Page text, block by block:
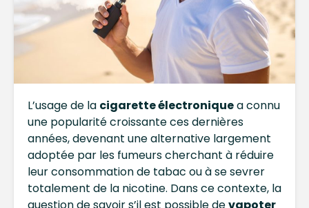
L’usage de la cigarette électroniquea connu
une popularité croissante ces dernières
années, devenant une alternative largement
adoptée par les fumeurs cherchant à réduire
leur consommation de tabac ou à se sevrer
totalement de la nicotine. Dans ce contexte, la
question de savoir s’il est possible devapoter